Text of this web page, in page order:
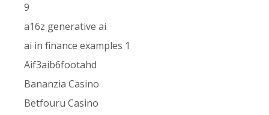
9
a16z generative ai
ai in finance examples 1
Aif3aib6footahd
Bananzia Casino
Betfouru Casino